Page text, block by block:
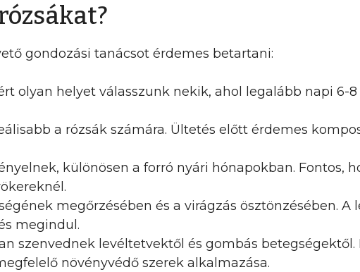
gondozási tanácsot érdemes betartani:
olyan helyet válasszunk nekik, ahol legalább napi 6-
a rózsák számára. Ültetés előtt érdemes
különösen a forró nyári hónapokban. Fontos,
megőrzésében és a virágzás ösztönzésében. A
megindul.
szenvednek levéltetvektől és gombás betegségektől.
növényvédő szerek alkalmazása.